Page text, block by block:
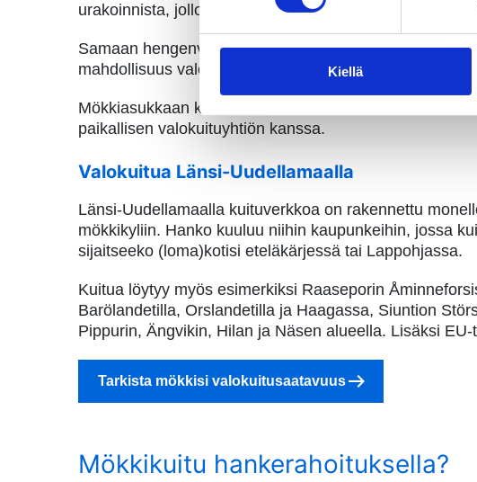
Kiellä
urakoinnista, jolloin etäisyys runkoverkkoon ratkaisee,
Samaan hengenvetoon hän huomauttaa, että
mahdollisuus valokuituun kasvaa. Näin on käynyt
Mökkiasukkaan kannattaakin tutkia alueella toimivat
paikallisen valokuituyhtiön kanssa.
Valokuitua Länsi-Uudellamaalla
Länsi-Uudellamaalla kuituverkkoa on rakennettu
mökkikyliin. Hanko kuuluu niihin kaupunkeihin, jossa
sijaitseeko (loma)kotisi eteläkärjessä tai Lappohjassa.
Kuitua löytyy myös esimerkiksi Raaseporin
Barölandetilla, Orslandetilla ja Haagassa, Siuntion
Pippurin, Ängvikin, Hilan ja Näsen alueella. Lisäksi
Tarkista mökkisi valokuitusaatavuus
Mökkikuitu hankerahoituksella?